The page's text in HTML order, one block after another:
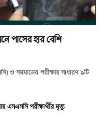
পাসের হার বেশি
ও সমমানের পরীক্ষায় সাধারণ ৯টি
এসএসসি পরীক্ষার্থীর মৃত্যু